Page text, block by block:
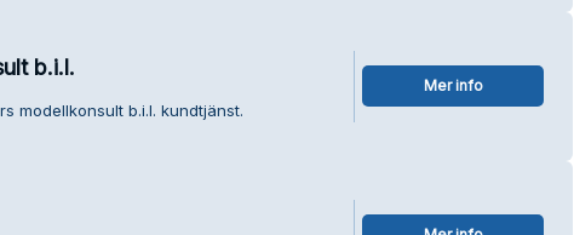
b.i.l.
modellkonsult b.i.l. kundtjänst.
Mer info